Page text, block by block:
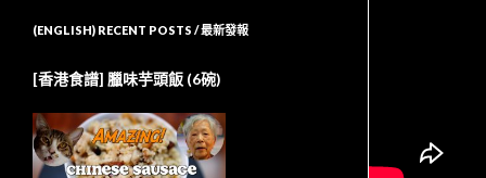
(ENGLISH) RECENT POSTS / 最新發報
[香港食譜] 臘味芋頭飯 (6碗)